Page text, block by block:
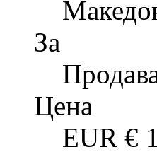
За
Цена
EUR €